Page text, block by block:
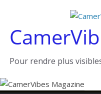
contenu
Pour rendre plus